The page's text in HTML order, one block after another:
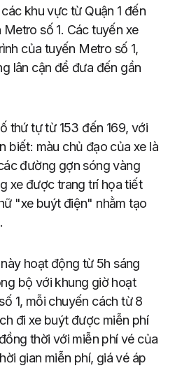
khu vực từ Quận 1 đến
số 1. Các tuyến xe
của tuyến Metro số 1,
lân cận để đưa đến gần
thứ tự từ 153 đến 169, với
biết: màu chủ đạo của xe là
đường gợn sóng vàng
xe được trang trí họa tiết
"xe buýt điện" nhằm tạo
hoạt động từ 5h sáng
bộ với khung giờ hoạt
1, mỗi chuyến cách từ 8
đi xe buýt được miễn phí
thời với miễn phí vé của
gian miễn phí, giá vé áp